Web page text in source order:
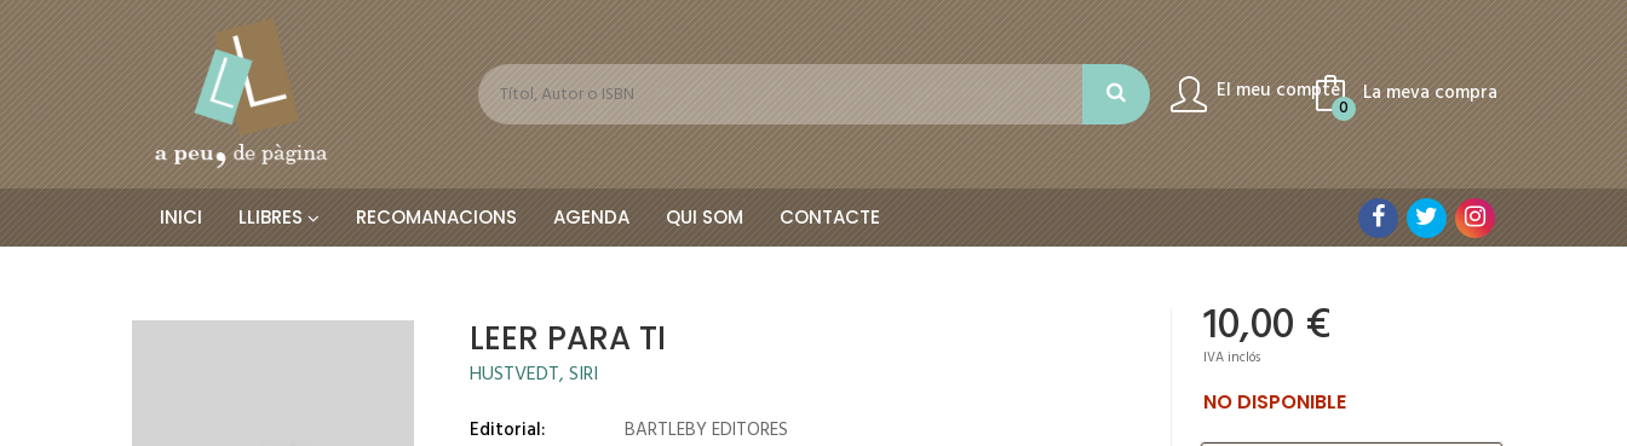
El meu compte La meva compra
0
INICI LLIBRES RECOMANACIONS AGENDA QUI SOM CONTACTE
LEER PARA TI
HUSTVEDT, SIRI
Editorial:
BARTLEBY EDITORES
10,00 €
IVA inclós
NO DISPONIBLE